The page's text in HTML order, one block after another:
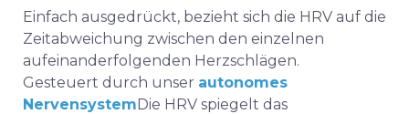
Einfach ausgedrückt, bezieht sich die HRV auf die
Zeitabweichung zwischen den einzelnen
aufeinanderfolgenden Herzschlägen.
Gesteuert durch unser autonomes
NervensystemDie HRV spiegelt das